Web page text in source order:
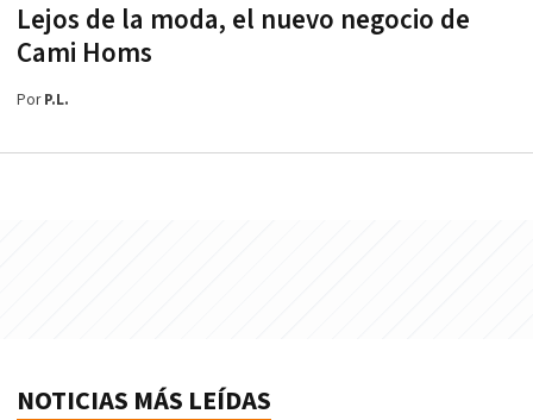
Lejos de la moda, el nuevo negocio de
Cami Homs
PorP.L.
NOTICIAS MÁS LEÍDAS